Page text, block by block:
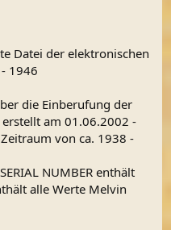
Datei der elektronischen
1946
die Einberufung der
am 01.06.2002 -
von ca. 1938 -
NUMBER enthält
alle Werte Melvin